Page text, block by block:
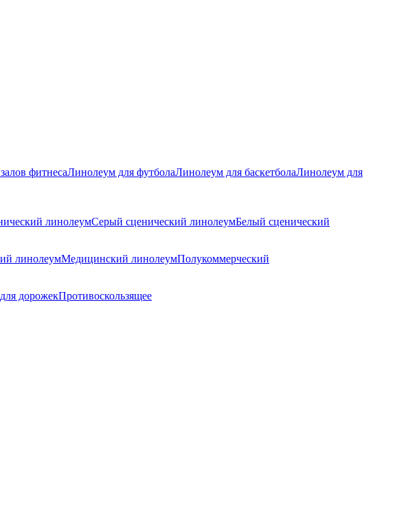
фитнесаЛинолеум для футболаЛинолеум для баскетболаЛинолеум для
линолеумСерый сценический линолеумБелый сценический
линолеумМедицинский линолеумПолукоммерческий
дорожекПротивоскользящее